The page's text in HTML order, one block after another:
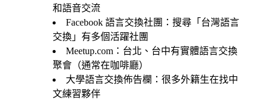
和語音交流
Facebook 語言交換社團 ：搜尋「台灣語言
交換」有多個活躍社團
Meetup.com ：台北、台中有實體語言交換
聚會（通常在咖啡廳）
大學語言交換佈告欄 ：很多外籍生在找中
文練習夥伴